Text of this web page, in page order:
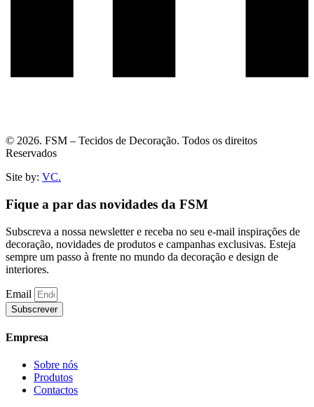
© 2026. FSM – Tecidos de Decoração. Todos os direitos
Reservados
Site by: VC.
Fique a par das novidades da FSM
Subscreva a nossa newsletter e receba no seu e-mail inspirações de
decoração, novidades de produtos e campanhas exclusivas. Esteja
sempre um passo à frente no mundo da decoração e design de
interiores.
Email
Subscrever
Empresa
Sobre nós
Produtos
Contactos